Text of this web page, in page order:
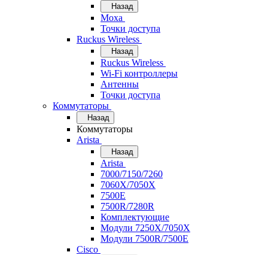
Назад
Moxa
Точки доступа
Ruckus Wireless
Назад
Ruckus Wireless
Wi-Fi контроллеры
Антенны
Точки доступа
Коммутаторы
Назад
Коммутаторы
Arista
Назад
Arista
7000/7150/7260
7060X/7050X
7500E
7500R/7280R
Комплектующие
Модули 7250X/7050X
Модули 7500R/7500E
Cisco